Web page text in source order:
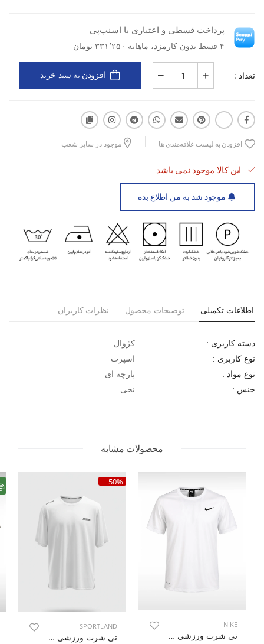
مناسب برای استفاده روزمره و استایل‌های کژوال
مناسب برای فصول گرم به دلیل خاصیت تنفس‌پذیری پارچه
پرداخت قسطی و اعتباری با اسنپ‌پی
۴ قسط بدون کارمزد، ماهانه ۳۳۱٬۲۵۰ تومان
تعداد : افزودن به سبد خرید
افزودن به لیست علاقه‌مندی ها موجود در سایر شعب
این کالا موجود نمی باشد
موجود شد به من اطلاع بده
اطلاعات تکمیلی توضیحات محصول نظرات کاربران
دسته کاربری : کژوال
نوع کاربری : اسپرت
نوع مواد : پارچه ای
جنس : نخی
محصولات مشابه
NIKE
تی شرت ورزشی مردانه نایک Nike Active Aura M
50%
SPORTLAND
تی شرت ورزشی مردانه اسپورتلند Ticino M